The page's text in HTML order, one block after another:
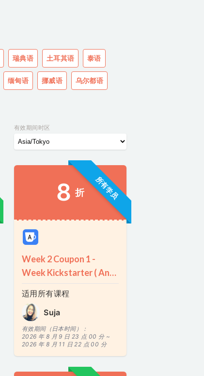
瑞典语 土耳其语 泰语
缅甸语 挪威语 乌尔都语
有效期间时区
所有学员
8 折
Week 2 Coupon 1 -
Week Kickstarter ( Any
Class )
适用所有课程
Suja
有效期间（日本时间）：
2026 年 8 月 9 日 23 点 00 分 ~
2026 年 8 月 11 日 22 点 00 分